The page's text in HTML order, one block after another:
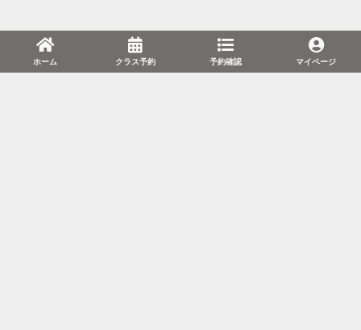
ホーム クラス予約 予約確認 マイページ